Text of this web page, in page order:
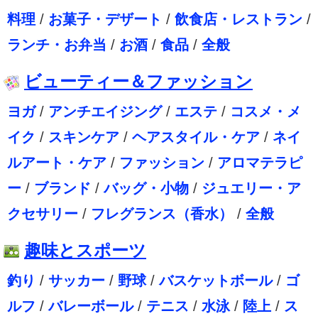
料理 / お菓子・デザート / 飲食店・レストラン /
ランチ・お弁当 / お酒 / 食品 / 全般
ビューティー＆ファッション
ヨガ/ アンチエイジング/ エステ / コスメ・メ
イク / スキンケア / ヘアスタイル・ケア / ネイ
ルアート・ケア / ファッション / アロマテラピ
ー / ブランド /バッグ・小物 / ジュエリー・ア
クセサリー / フレグランス（香水） / 全般
趣味とスポーツ
釣り / サッカー / 野球/バスケットボール/ ゴ
ルフ /バレーボール/ テニス / 水泳 / 陸上 / ス